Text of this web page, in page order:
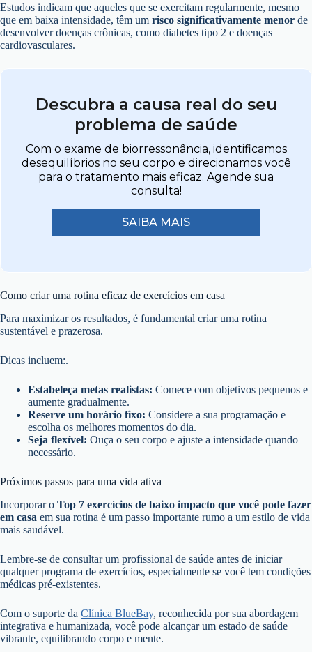
Estudos indicam que aqueles que se exercitam regularmente, mesmo
que em baixa intensidade, têm um risco significativamente menor de
desenvolver doenças crônicas, como diabetes tipo 2 e doenças
cardiovasculares.
Descubra a causa real do seu
problema de saúde
Com o exame de biorressonância, identificamos
desequilíbrios no seu corpo e direcionamos você
para o tratamento mais eficaz. Agende sua
consulta!
SAIBA MAIS
Como criar uma rotina eficaz de exercícios em casa
Para maximizar os resultados, é fundamental criar uma rotina
sustentável e prazerosa.
Dicas incluem:.
Estabeleça metas realistas: Comece com objetivos pequenos e
aumente gradualmente.
Reserve um horário fixo: Considere a sua programação e
escolha os melhores momentos do dia.
Seja flexível: Ouça o seu corpo e ajuste a intensidade quando
necessário.
Próximos passos para uma vida ativa
Incorporar o Top 7 exercícios de baixo impacto que você pode fazer
em casa em sua rotina é um passo importante rumo a um estilo de vida
mais saudável.
Lembre-se de consultar um profissional de saúde antes de iniciar
qualquer programa de exercícios, especialmente se você tem condições
médicas pré-existentes.
Com o suporte da Clínica BlueBay, reconhecida por sua abordagem
integrativa e humanizada, você pode alcançar um estado de saúde
vibrante, equilibrando corpo e mente.